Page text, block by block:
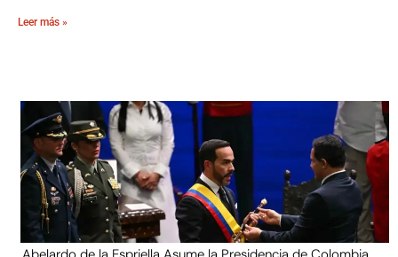
Leer más »